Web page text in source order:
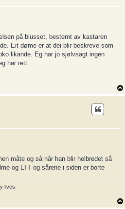
på blusset, bestemt av kastaren
Eit døme er at dei blir beskreve som
likande. Eg har jo sjølvsagt ingen
har rett.
måte og så når han blir helbredet så
og LTT og sårene i siden er borte
lives.